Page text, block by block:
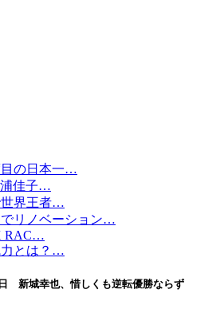
目の日本一…
浦佳子…
世界王者…
リノベーション…
RAC…
力とは？…
新城幸也、惜しくも逆転優勝ならず